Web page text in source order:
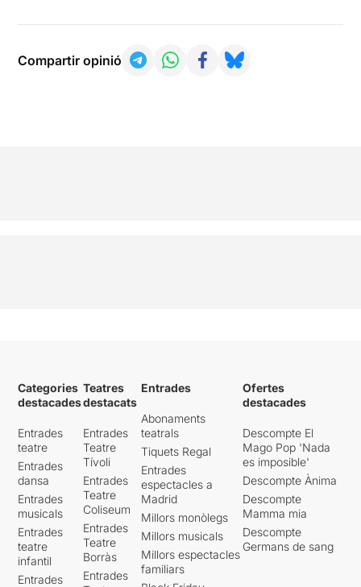
Compartir opinió
Categories
destacades
Entrades
teatre
Entrades
dansa
Entrades
musicals
Entrades
teatre
infantil
Entrades
Teatres
destacats
Entrades
Teatre
Tívoli
Entrades
Teatre
Coliseum
Entrades
Teatre
Borràs
Entrades
Entrades
Abonaments
teatrals
Tiquets Regal
Entrades
espectacles a
Madrid
Millors monòlegs
Millors musicals
Millors espectacles
familiars
Ofertes
destacades
Descompte El
Mago Pop 'Nada
es imposible'
Descompte Ànima
Descompte
Mamma mia
Descompte
Germans de sang